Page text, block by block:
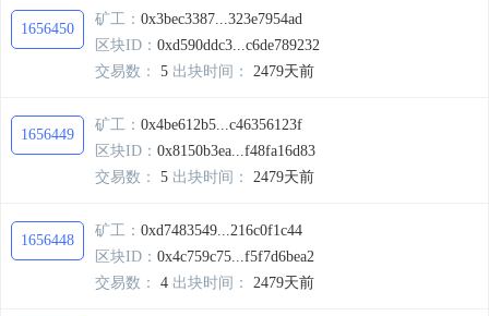
1656450
矿工： 0x3bec3387...323e7954ad
区块ID： 0xd590ddc3...c6de789232
交易数：
5 出块时间： 2479天前
1656449
矿工： 0x4be612b5...c46356123f
区块ID： 0x8150b3ea...f48fa16d83
交易数：
5 出块时间： 2479天前
1656448
矿工： 0xd7483549...216c0f1c44
区块ID： 0x4c759c75...f5f7d6bea2
交易数：
4 出块时间： 2479天前